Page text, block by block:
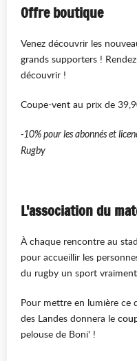
Offre boutique
Venez découvrir les
grands supporters !
découvrir !
Coupe-vent au prix de
-10% pour les abonnés et
Rugby
L'association du
À chaque rencontre au
pour accueillir les
du rugby un sport vraiment
Pour mettre en lumière ce
des Landes donnera le
pelouse de Boni' !